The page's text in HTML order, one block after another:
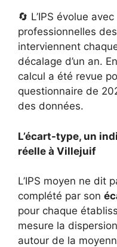
🔄 L’IPS évolue
professionnelles
interviennent
décalage d’un an.
calcul a été revue
questionnaire de
des données.
L’écart-type, un
réelle à Villejuif
L’IPS moyen ne dit
complété par son
pour chaque
mesure la
autour de la